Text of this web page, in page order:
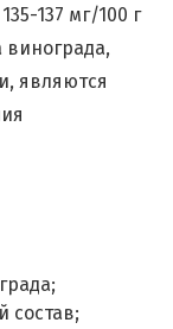
состав;
137 мг/100 г
являются